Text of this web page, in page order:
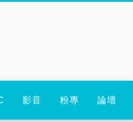
影音 粉專 論壇